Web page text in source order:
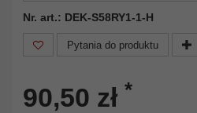
Nr. art.: DEK-S58RY1-1-H
Pytania do produktu
90,50 zł *